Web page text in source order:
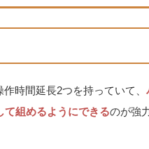
時間延長2つを持っていて、
て組めるようにできるのが強